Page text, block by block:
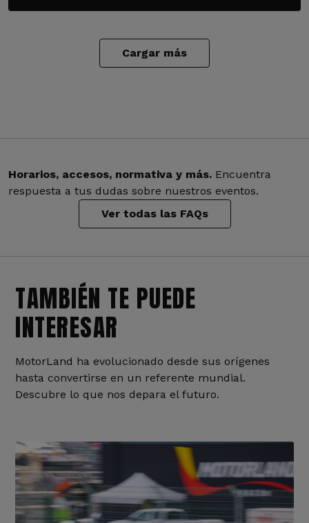
Cargar más
Horarios, accesos, normativa y más. Encuentra
respuesta a tus dudas sobre nuestros eventos.
Ver todas las FAQs
TAMBIÉN TE PUEDE
INTERESAR
MotorLand ha evolucionado desde sus orígenes
hasta convertirse en un referente mundial.
Descubre lo que nos depara el futuro.